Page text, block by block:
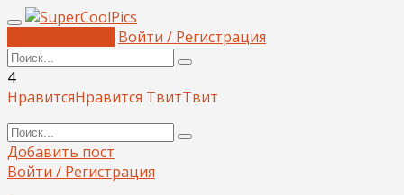
Войти / Регистрация
4
НравитсяНравится ТвитТвит
Добавить пост
Войти / Регистрация